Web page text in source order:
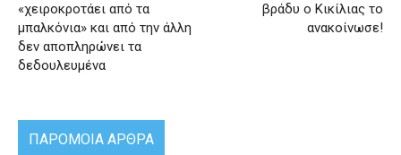
«χειροκροτάει από τα
μπαλκόνια» και από την άλλη
δεν αποπληρώνει τα
δεδουλευμένα
βράδυ ο Κικίλιας το
ανακοίνωσε!
ΠΑΡΟΜΟΙΑ ΑΡΘΡΑ